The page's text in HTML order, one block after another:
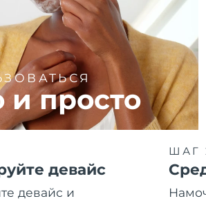
и просто
девайс
девайс и
ШАГ